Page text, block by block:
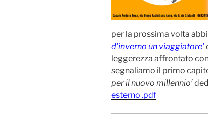
per la prossima volta
d’inverno un viaggiatore’
leggerezza affrontato
segnaliamo il primo
per il nuovo millennio’
esterno .pdf